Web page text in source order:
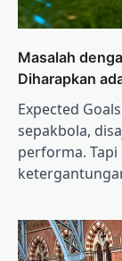
Masalah
Diharapkan
Expected
sepakbola,
performa.